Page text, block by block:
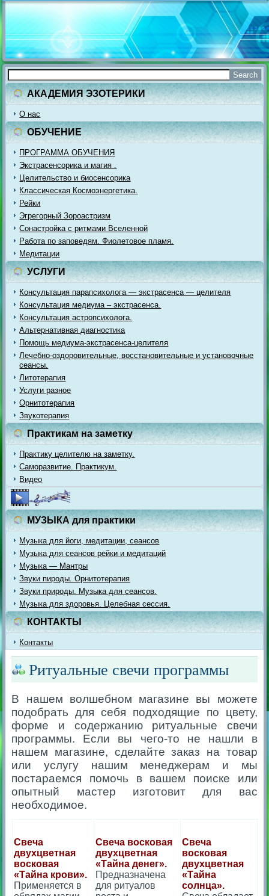
АКАДЕМИЯ ЭЗОТЕРИКИ
О нас
ОБУЧЕНИЕ
ПРОГРАММА ОБУЧЕНИЯ
Экстрасенсорика и магия .
Целительство и биосенсорика
Классическая Космоэнергетика.
Рейки
Эгрегорный Зороастризм
Сонастройка с ритмами Вселенной
Работа по заповедям. Фиолетовое пламя.
Медитации
УСЛУГИ
Консультация парапсихолога — экстрасенса — целителя
Консультация медиума – экстрасенса.
Консультация астропсихолога.
Альтернативная диагностика
Помощь медиума-экстрасенса-целителя
Лечебно-оздоровительные, восстановительные и установочные
сеансы.
Литотерапия
Услуги разное
Орнитотерапия
Звукотерапия
Практикам на заметку
Практику целителю на заметку.
Саморазвитие. Практикум.
Видео
МУЗЫКА для практики
Музыка для йоги, медитации, сеансов
Музыка для сеансов рейки и медитаций
Музыка — Мантры
Звуки пироды. Орнитотерапия
Звуки природы. Музыка для сеансов.
Музыка для здоровья. Целебная сессия.
КОНТАКТЫ
Контакты
Ритуальные свечи программы
В нашем волшебном магазине вы можете
подобрать для себя подходящие по цвету,
форме и содержанию ритуальные свечи
программы. Если вы чего-то не нашли в
нашем магазине, сделайте заказ на товар
или услугу нашим менеджерам и мы
постараемся помочь в вашем поиске или
опытный мастер изготовит для вас
необходимое.
Свеча
двухцветная
восковая
«Тайна крови».
Применяется в
Свеча восковая
двухцветная
«Тайна денег».
Предназначена
для ритуалов
Свеча
восковая
двухцветная
«Тайна
cолнца».